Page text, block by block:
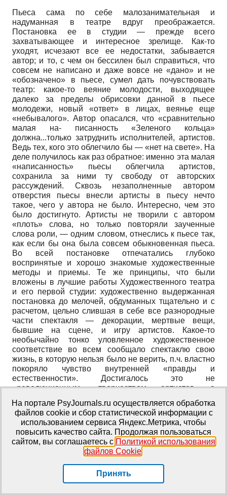
Пьеса сама по себе малозанимательная и
надуманная в театре вдруг преображается.
Постановка ее в студии — прежде всего
захватывающее и интересное зрелище. Как-то
уходят, исчезают все ее недостатки, забывается
автор; и то, с чем он бессилен был справиться, что
совсем не написано и даже вовсе не «дано» и не
«обозначено» в пьесе, сумел дать почувствовать
театр: какое-то веяние молодости, выходящее
далеко за пределы обрисовки данной в пьесе
молодежи, новый «ответ» в лицах, веянье еще
«небывалого». Автор опасался, что «сравнительно
малая на- писанность «Зеленого кольца»
должна...только затруднить исполнителей, артистов.
Ведь тех, кого это облегчило бы — «нет на свете». На
деле получилось как раз обратное: именно эта малая
«написанность» пьесы облегчила артистов,
сохранила за ними ту свободу от авторских
рассуждений. Сквозь незаполненные автором
отверстия пьесы внесли артисты в пьесу нечто
такое, чего у автора не было. Интересно, чем это
было достигнуто. Артисты не творили с автором
«плоть» слова, но только повторяли заученные
слова роли, — одним словом, отнеслись к пьесе так,
как если бы она была совсем обыкновенная пьеса.
Во всей постановке отпечатались глубоко
воспринятые и хорошо знакомые художественные
методы и приемы. Те же принципы, что были
вложены в лучшие работы Художественного театра
и его первой студии: художественно выдержанная
постановка до мелочей, обдуманных тщательно и с
расчетом, цельно слившая в себе все разнородные
части спектакля — декорации, мертвые вещи,
бывшие на сцене, и игру артистов. Какое-то
необычайно тонко уловленное художественное
соответствие во всем сообщало спектаклю свою
жизнь, в которую нельзя было не верить, п.ч. властно
покоряло чувство внутренней «правды и
естественности». Достигалось это не
«революционным» творчеством артистов, а
побеждала на сцене. Игра артистов была
выдержана в том же «старом» стиле: казалось, сама
душевная жизнь, а не изображение ее, раскрывается
и проходит перед зрителем; то же психологическое
проникновение в изображаемое лицо, то же полное
слияние с ролью, жизненно-конкретное
«перевоплощение», то же «переживание» артиста,
как подкладка его игры, та же глубочайшая
интимность и внешняя строгость и изящная простота
На портале PsyJournals.ru осуществляется обработка
файлов cookie и сбор статистической информации с
использованием сервиса Яндекс.Метрика, чтобы
повысить качество сайта. Продолжая пользоваться
сайтом, вы соглашаетесь с Политикой использования
файлов Cookie.
Принять